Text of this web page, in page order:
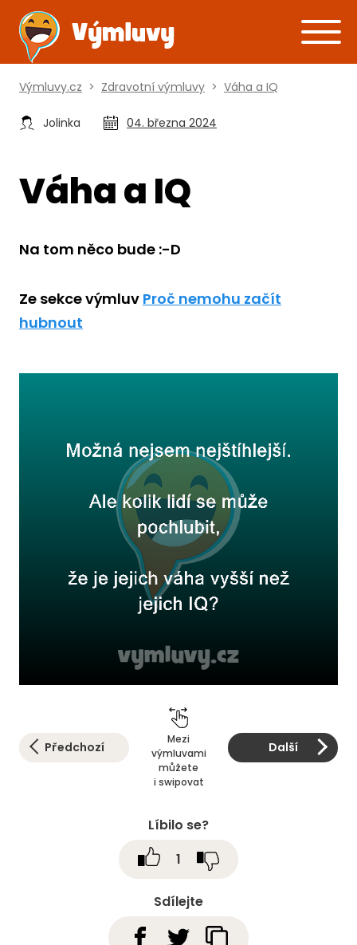
Výmluvy.cz > Zdravotní výmluvy > Váha a IQ
Jolinka 04. března 2024
Váha a IQ
Na tom něco bude :-D
Ze sekce výmluv Proč nemohu začít
hubnout
Předchozí
Mezi
výmluvami
můžete
i swipovat
Další
Sdílejte
Líbilo se?
1